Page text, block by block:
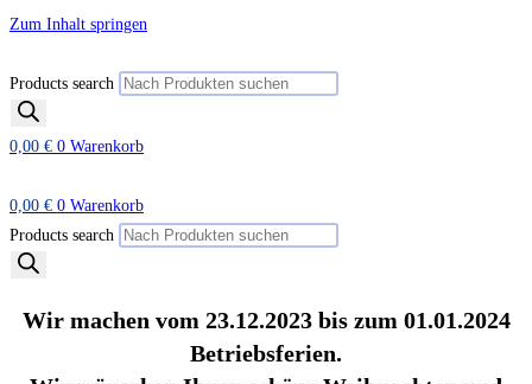
Zum Inhalt springen
Products search
0,00 € 0 Warenkorb
0,00 € 0 Warenkorb
Products search
Wir machen vom 23.12.2023 bis zum 01.01.2024
Betriebsferien.